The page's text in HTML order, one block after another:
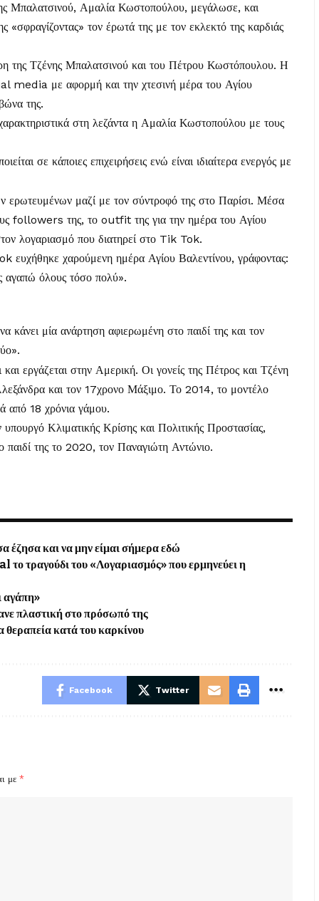
Μπαλατσινού, Αμαλία Κωστοπούλου, μεγάλωσε, και
τον έρωτά της με τον εκλεκτό της καρδιάς
της Τζένης Μπαλατσινού και του Πέτρου Κωστόπουλου. Η
media με αφορμή και την χτεσινή μέρα του Αγίου
της.
στη λεζάντα η Αμαλία Κωστοπούλου με τους
σε κάποιες επιχειρήσεις ενώ είναι ιδιαίτερα ενεργός με
μαζί με τον σύντροφό της στο Παρίσι. Μέσα
followers της, το outfit της για την ημέρα του Αγίου
λογαριασμό που διατηρεί στο Tik Tok.
ευχήθηκε χαρούμενη ημέρα Αγίου Βαλεντίνου, γράφοντας:
αγαπώ όλους τόσο πολύ».
μία ανάρτηση αφιερωμένη στο παιδί της και τον
εργάζεται στην Αμερική. Οι γονείς της Πέτρος και Τζένη
και τον 17χρονο Μάξιμο. Το 2014, το μοντέλο
από 18 χρόνια γάμου.
Κλιματικής Κρίσης και Πολιτικής Προστασίας,
παιδί της το 2020, τον Παναγιώτη Αντώνιο.
έζησα και να μην είμαι σήμερα εδώ
τραγούδι του «Λογαριασμός» που ερμηνεύει η
αγάπη»
πλαστική στο πρόσωπό της
θεραπεία κατά του καρκίνου
Facebook Twitter
με *